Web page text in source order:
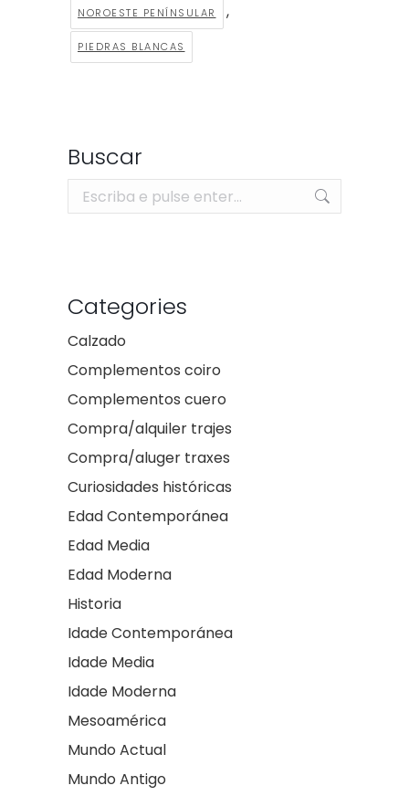
NOROESTE PENÍNSULAR ,
PIEDRAS BLANCAS
Buscar
Search:
Categories
Calzado
Complementos coiro
Complementos cuero
Compra/alquiler trajes
Compra/aluger traxes
Curiosidades históricas
Edad Contemporánea
Edad Media
Edad Moderna
Historia
Idade Contemporánea
Idade Media
Idade Moderna
Mesoamérica
Mundo Actual
Mundo Antigo